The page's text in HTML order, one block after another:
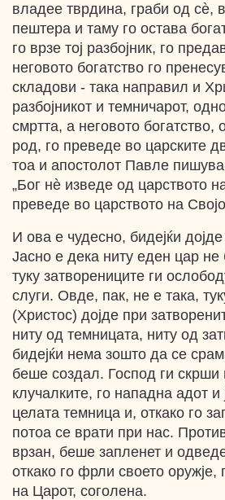
владее тврдина, граби од сѐ,
пештера и таму го остава
го врзе тој разбојник, го
неговото богатство го
складови - така направил и
разбојникот и темничарот,
смртта, а неговото богатство,
род, го преведе во царските
тоа и апостолот Павле
„Бог нѐ изведе од царството
преведе во царството на
И ова е чудесно, бидејќи
Јасно е дека ниту еден цар не
туку затворениците ги
слуги. Овде, пак, не е така,
(Христос) дојде при
ниту од темницата, ниту од
бидејќи нема зошто да се
беше создал. Господ ги скрши
клучалките, го нападна адот и
целата темница и, откако го
потоа се врати при нас.
врзан, беше запленет и
откако го фрли своето
на Царот, соголена.